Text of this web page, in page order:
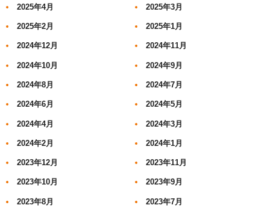
2025年4月 2025年3月
2025年2月 2025年1月
2024年12月 2024年11月
2024年10月 2024年9月
2024年8月 2024年7月
2024年6月 2024年5月
2024年4月 2024年3月
2024年2月 2024年1月
2023年12月 2023年11月
2023年10月 2023年9月
2023年8月 2023年7月